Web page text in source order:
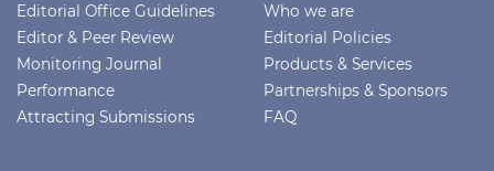
Editorial Office Guidelines
Editor & Peer Review
Monitoring Journal
Performance
Attracting Submissions
Who we are
Editorial Policies
Products & Services
Partnerships & Sponsors
FAQ